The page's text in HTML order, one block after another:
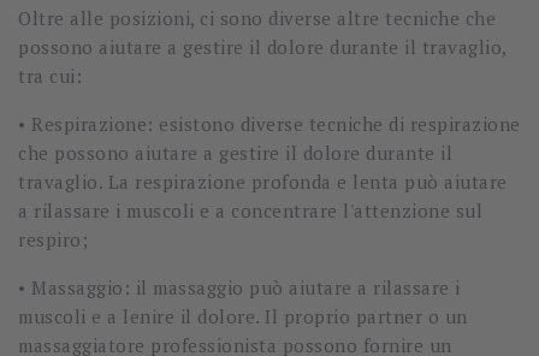
Oltre alle posizioni, ci sono diverse altre tecniche che
possono aiutare a gestire il dolore durante il travaglio,
tra cui:
• Respirazione: esistono diverse tecniche di respirazione
che possono aiutare a gestire il dolore durante il
travaglio. La respirazione profonda e lenta può aiutare
a rilassare i muscoli e a concentrare l'attenzione sul
respiro;
• Massaggio: il massaggio può aiutare a rilassare i
muscoli e a lenire il dolore. Il proprio partner o un
massaggiatore professionista possono fornire un